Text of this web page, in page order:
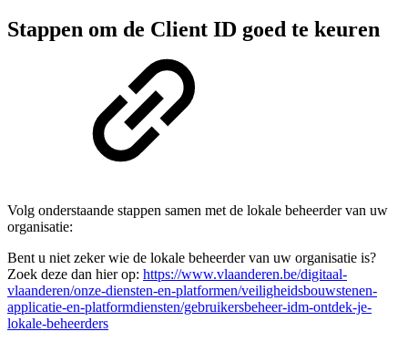
Stappen om de Client ID goed te keuren
Volg onderstaande stappen samen met de lokale beheerder van uw
organisatie:
Bent u niet zeker wie de lokale beheerder van uw organisatie is?
Zoek deze dan hier op: https://www.vlaanderen.be/digitaal-
vlaanderen/onze-diensten-en-platformen/veiligheidsbouwstenen-
applicatie-en-platformdiensten/gebruikersbeheer-idm-ontdek-je-
lokale-beheerders